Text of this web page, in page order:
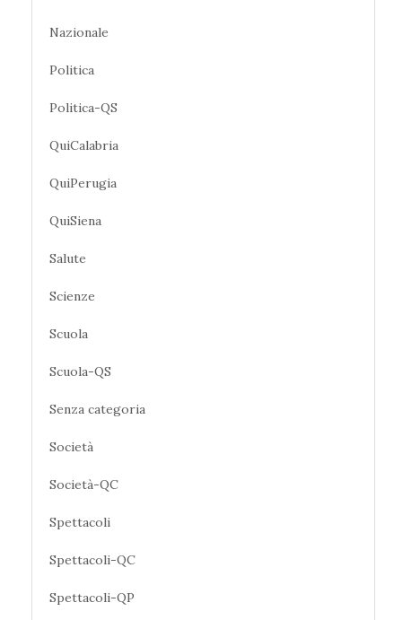
Nazionale
Politica
Politica-QS
QuiCalabria
QuiPerugia
QuiSiena
Salute
Scienze
Scuola
Scuola-QS
Senza categoria
Società
Società-QC
Spettacoli
Spettacoli-QC
Spettacoli-QP